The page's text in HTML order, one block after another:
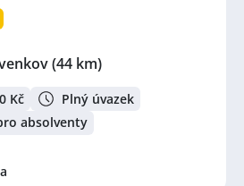
(44 km)
Kč
Plný úvazek
absolventy